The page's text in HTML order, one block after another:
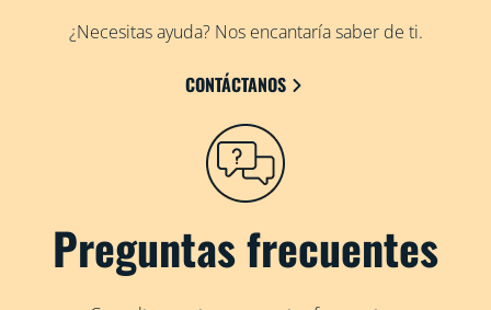
¿Necesitas ayuda? Nos encantaría saber de ti.
CONTÁCTANOS
Preguntas frecuentes